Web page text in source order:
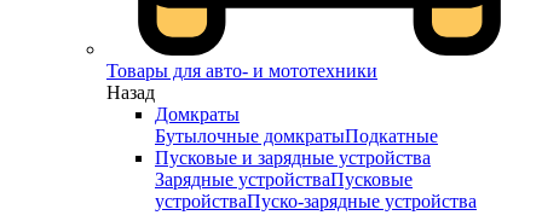
Товары для авто- и мототехники
Назад
Домкраты
Бутылочные домкратыПодкатные
Пусковые и зарядные устройства
Зарядные устройстваПусковые
устройстваПуско-зарядные устройства